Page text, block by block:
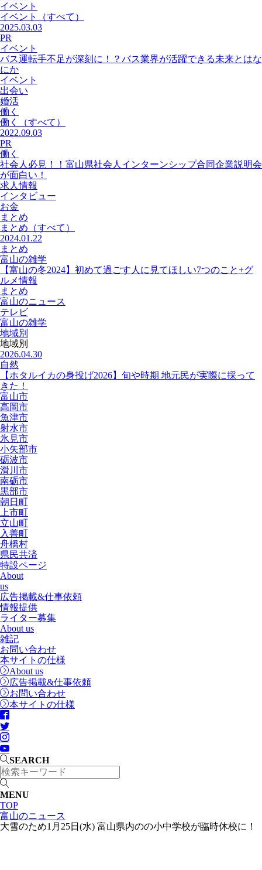
イベント
イベント
（すべて）
2025.03.03
PR
イベント
バス運転手不足が深刻に！？バス業界が活躍できる未来とはな
にか
イベント
出会い
婚活
働く
働く
（すべて）
2022.09.03
PR
働く
社会人必見！！富山県社会人インターンシップ合同企業説明会
が面白い！
求人情報
インタビュー
お金
まとめ
まとめ （すべて）
2024.01.22
まとめ
富山の雑学
【富山の冬2024】初めて過ごす人に見てほしい7つのこと+グ
ルメ情報
まとめ
富山のニュース
テレビ
富山の雑学
地域別
地域別
2026.04.30
自然
【ホタルイカの身投げ2026】旬や時期 地元民が実際に採って
きた！
富山市
高岡市
魚津市
射水市
氷見市
小矢部市
砺波市
滑川市
南砺市
黒部市
朝日町
上市町
立山町
入善町
舟橋村
県民共済
特設ページ
About
us
広告掲載&仕事依頼
情報提供
ライター募集
About us
雑記
お問い合わせ
本サイトの仕様
About us
広告掲載&仕事依頼
お問い合わせ
本サイトの仕様
SEARCH
MENU
TOP
富山のニュース
大雪のため1月25日(水) 富山県内のの小中学校が臨時休校に！